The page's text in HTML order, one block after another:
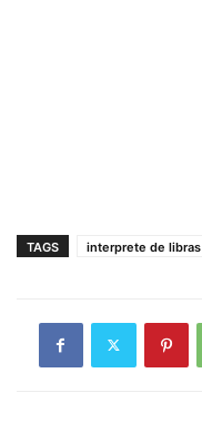
TAGS interprete de libras